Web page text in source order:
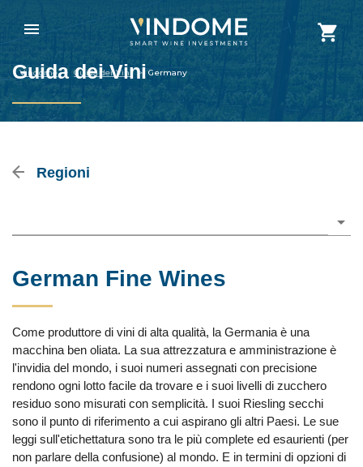
Vindome > Guida dei Vini > Germany
Guida dei Vini
Regioni
German Fine Wines
Come produttore di vini di alta qualità, la Germania è una
macchina ben oliata. La sua attrezzatura e amministrazione è
l'invidia del mondo, i suoi numeri assegnati con precisione
rendono ogni lotto facile da trovare e i suoi livelli di zucchero
residuo sono misurati con semplicità. I suoi Riesling secchi
sono il punto di riferimento a cui aspirano gli altri Paesi. Le sue
leggi sull'etichettatura sono tra le più complete ed esaurienti (per
non parlare della confusione) al mondo. E in termini di opzioni di